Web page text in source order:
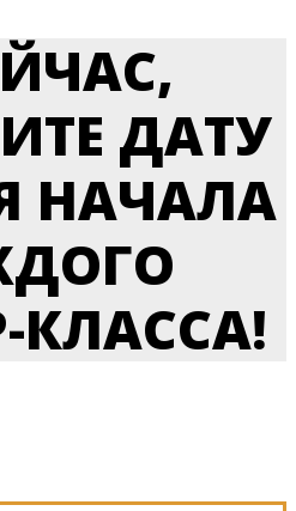
ДАТУ
НАЧАЛА
КЛАССА!